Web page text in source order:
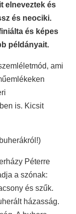
elneveztek és
és neociki.
és képes
példányait.
ami
is. Kicsit
Péterre
a szónak:
és szűk.
házasság.